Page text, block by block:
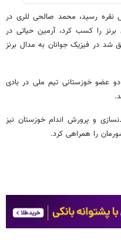
نقره رسید، محمد صالحی للری در
مدال برنز را کسب کرد، آرمین حیاتی در
شد در فیزیک جوانان به مدال برنز
عضو خوزستانی تیم ملی در بادی
و پرورش اندام خوزستان نیز
را همراهی کرد.